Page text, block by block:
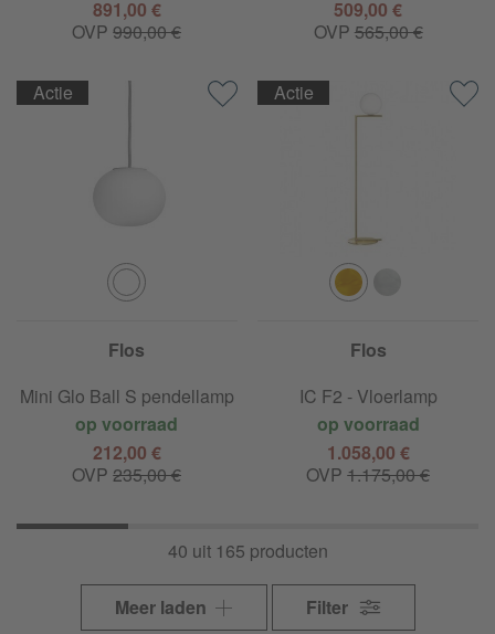
891,00 €
OVP990,00 €
509,00 €
OVP 565,00 €
Flos
Mini Glo Ball S pendellamp
op voorraad
212,00 €
OVP235,00 €
Actie
Flos
IC F2 - Vloerlamp
op voorraad
1.058,00 €
OVP1.175,00 €
Actie
40 uit 165 producten
Meer laden Filter